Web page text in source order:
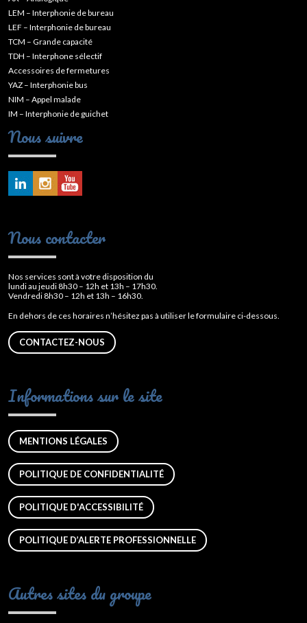
LEM – Interphonie de bureau
LEF – Interphonie de bureau
TCM – Grande capacité
TDH – Interphone sélectif
Accessoires de fermetures
YAZ – Interphonie bus
NIM – Appel malade
IM – Interphonie de guichet
Nous suivre
Nous contacter
Nos services sont à votre disposition du
lundi au jeudi 8h30 – 12h et 13h – 17h30.
Vendredi 8h30 – 12h et 13h – 16h30.
En dehors de ces horaires n’hésitez pas à utiliser le formulaire ci-dessous.
CONTACTEZ-NOUS
Informations sur le site
MENTIONS LÉGALES
POLITIQUE DE CONFIDENTIALITÉ
POLITIQUE D'ACCESSIBILITÉ
POLITIQUE D’ALERTE PROFESSIONNELLE
Autres sites du groupe